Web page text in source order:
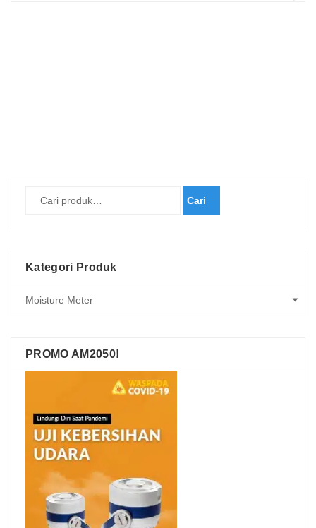
Cari
Kategori Produk
PROMO AM2050!